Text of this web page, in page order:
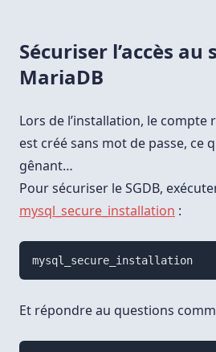
Sécuriser l’accès au
MariaDB
Lors de l’installation, le
est créé sans mot de passe, ce
gênant…
Pour sécuriser le SGDB,
mysql_secure_installation :
mysql_secure_installation
Et répondre au questions